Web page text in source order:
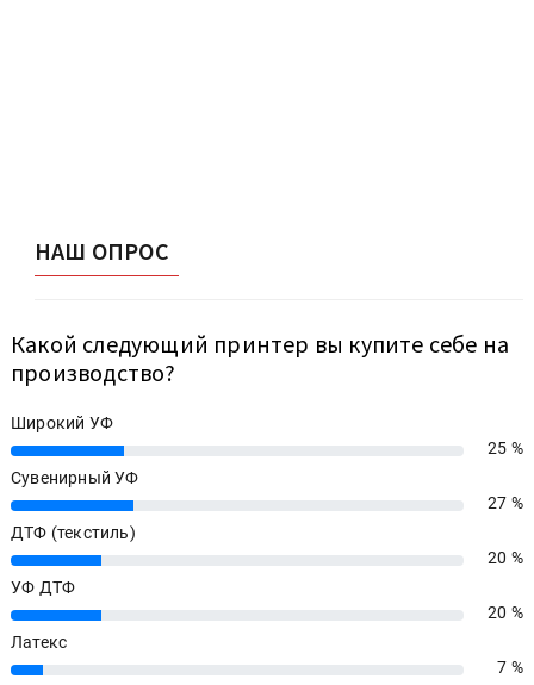
НАШ ОПРОС
Какой следующий принтер вы купите себе на
производство?
Широкий УФ
25%
25 %
Сувенирный УФ
27%
27 %
ДТФ (текстиль)
20%
20 %
УФ ДТФ
20%
20 %
Латекс
7%
7 %